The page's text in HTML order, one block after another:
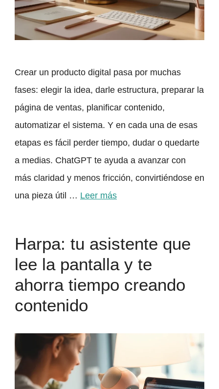
Crear un producto digital pasa por muchas
fases: elegir la idea, darle estructura, preparar la
página de ventas, planificar contenido,
automatizar el sistema. Y en cada una de esas
etapas es fácil perder tiempo, dudar o quedarte
a medias. ChatGPT te ayuda a avanzar con
más claridad y menos fricción, convirtiéndose en
una pieza útil … Leer más
Harpa: tu asistente que
lee la pantalla y te
ahorra tiempo creando
contenido